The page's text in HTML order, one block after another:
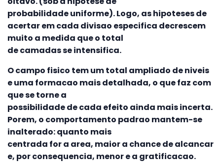
probabilidade uniforme). Logo, as hipoteses de
acertar em cada divisao especifica decrescem
muito a medida que o total
de camadas se intensifica.
O campo fisico tem um total ampliado de niveis
e uma formacao mais detalhada, o que faz com
que se torne a
possibilidade de cada efeito ainda mais incerta.
Porem, o comportamento padrao mantem-se
inalterado: quanto mais
centrada for a area, maior a chance de alcancar
e, por consequencia, menor e a gratificacao.